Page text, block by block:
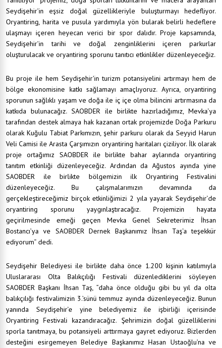
Seydişehir'in eşsiz doğal güzellikleriyle buluşturmayı hedefliyor.
Oryantiring, harita ve pusula yardımıyla yön bularak belirli hedeflere
ulaşmayı içeren heyecan verici bir spor dalıdır. Proje kapsamında,
Seydişehir'in tarihi ve doğal zenginliklerini içeren parkurlar
oluşturulacak ve oryantiring sporunu tanıtıcı etkinlikler düzenleyeceğiz.
Bu proje ile hem Seydişehir'in turizm potansiyelini artırmayı hem de
bölge ekonomisine katkı sağlamayı amaçlıyoruz. Ayrıca, oryantiring
sporunun sağlıklı yaşam ve doğa ile iç içe olma bilincini artırmasına da
katkıda bulunacağız. SAOBDER ile birlikte hazırladığımız, Mevka’ya
tarafından destek almaya hak kazanan ortak projemizde Doğa Parkuru
olarak Kuğulu Tabiat Parkımızın, şehir parkuru olarak da Seyyid Harun
Veli Camisi ile Arasta Çarşımızın oryantiring haritaları çiziliyor. İlk olarak
proje ortağımız SAOBDER ile birlikte bahar aylarında oryantiring
tanıtım etkinliği düzenleyeceğiz. Ardından da Ağustos ayında yine
SAOBDER ile birlikte bölgemizin ilk Oryantiring Festivalini
düzenleyeceğiz. Bu çalışmalarımızın devamında da
gerçekleştireceğimiz birçok etkinliğimizi 2 yıla yayarak Seydişehir’de
oryantiring sporunu yaygınlaştıracağız. Projemizin hayata
geçirilmesinde emeği geçen Mevka Genel Sekreterimiz İhsan
Bostancı’ya ve SAOBDER Dernek Başkanımız İhsan Taş’a teşekkür
ediyorum” dedi.
Seydişehir Belediyesi ile birlikte daha önce 1.200 kişinin katılımıyla
Uluslararası Olta Balıkçılığı Festivali düzenlediklerini söyleyen
SAOBDER Başkanı İhsan Taş, “daha önce olduğu gibi bu yıl da olta
balıkçılığı festivalimizin 3.’sünü temmuz ayında düzenleyeceğiz. Bunun
yanında Seydişehir’e yine belediyemiz ile işbirliği içerisinde
Oryantiring Festivali kazandıracağız. Şehrimizin doğal güzelliklerini
sporla tanıtmaya, bu potansiyeli arttırmaya gayret ediyoruz. Bizlerden
desteğini esirgemeyen Belediye Başkanımız Hasan Ustaoğlu’na ve